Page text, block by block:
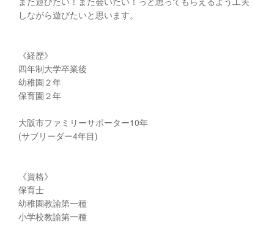
しながら遊びたいと思います。
《経歴》
四年制大学卒業後
幼稚園２年
保育園２年
大阪市ファミリーサポーター10年
(サブリーダー4年目)
《資格》
保育士
幼稚園教諭第一種
小学校教諭第一種